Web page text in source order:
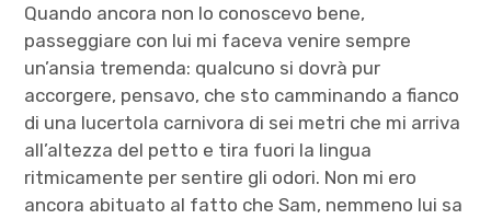
Quando ancora non lo conoscevo bene,
passeggiare con lui mi faceva venire sempre
un’ansia tremenda: qualcuno si dovrà pur
accorgere, pensavo, che sto camminando a fianco
di una lucertola carnivora di sei metri che mi arriva
all’altezza del petto e tira fuori la lingua
ritmicamente per sentire gli odori. Non mi ero
ancora abituato al fatto che Sam, nemmeno lui sa